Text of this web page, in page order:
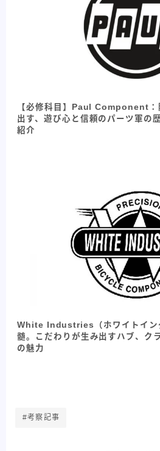
【必修科目】Paul Component：
出す、遊び心と信頼のパーツ軍の
紹介
White Industries（ホワイトイン
髄。こだわりが生み出すハブ、ク
の魅力
#考察記事